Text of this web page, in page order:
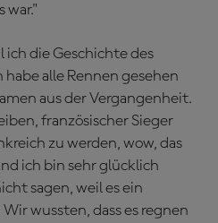
war."
ich die Geschichte des
alle Rennen gesehen
aus der Vergangenheit.
französischer Sieger
zu werden, wow, das
ich bin sehr glücklich
sagen, weil es ein
wussten, dass es regnen